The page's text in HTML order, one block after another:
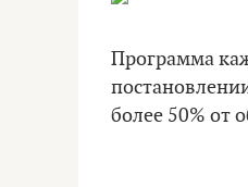
Программа
более 50% от